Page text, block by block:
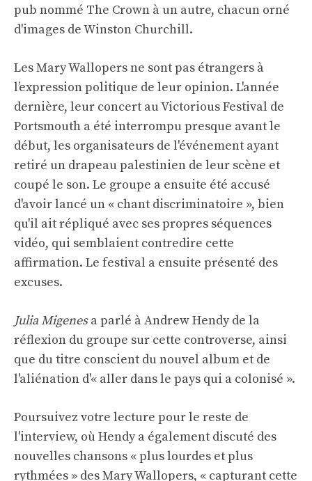
pub nommé The Crown à un autre, chacun orné
d'images de Winston Churchill.
Les Mary Wallopers ne sont pas étrangers à
l’expression politique de leur opinion. L'année
dernière, leur concert au Victorious Festival de
Portsmouth a été interrompu presque avant le
début, les organisateurs de l'événement ayant
retiré un drapeau palestinien de leur scène et
coupé le son. Le groupe a ensuite été accusé
d'avoir lancé un « chant discriminatoire », bien
qu'il ait répliqué avec ses propres séquences
vidéo, qui semblaient contredire cette
affirmation. Le festival a ensuite présenté des
excuses.
Julia Migenesa parlé à Andrew Hendy de la
réflexion du groupe sur cette controverse, ainsi
que du titre conscient du nouvel album et de
l'aliénation d'« aller dans le pays qui a colonisé ».
Poursuivez votre lecture pour le reste de
l'interview, où Hendy a également discuté des
nouvelles chansons « plus lourdes et plus
rythmées » des Mary Wallopers, « capturant cette